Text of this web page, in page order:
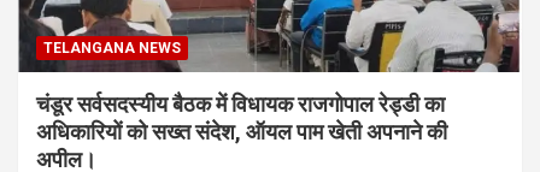
TELANGANA NEWS
चंडूर सर्वसदस्यीय बैठक में विधायक राजगोपाल रेड्डी का
अधिकारियों को सख्त संदेश, ऑयल पाम खेती अपनाने की
अपील।